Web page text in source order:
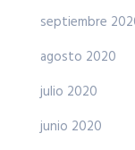
septiembre
agosto 2020
julio 2020
junio 2020